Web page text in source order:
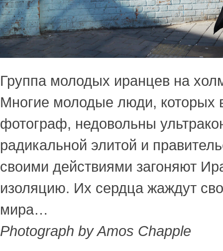
Группа молодых иранцев на
Многие молодые люди, которых
фотограф, недовольны
радикальной элитой и
своими действиями загоняют
изоляцию. Их сердца жаждут
мира…
Photograph by Amos Chapple